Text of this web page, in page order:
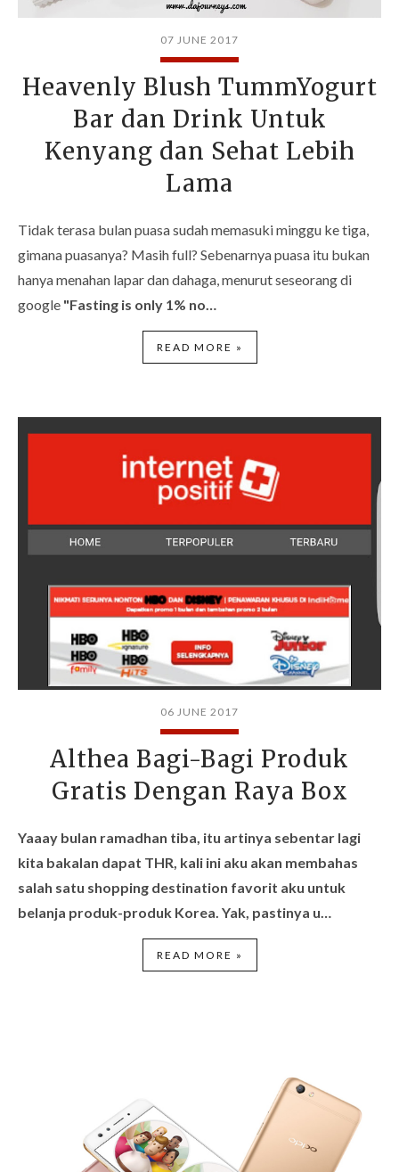
07 JUNE 2017
Heavenly Blush TummYogurt
Bar dan Drink Untuk
Kenyang dan Sehat Lebih
Lama
Tidak terasa bulan puasa sudah memasuki minggu ke tiga,
gimana puasanya? Masih full? Sebenarnya puasa itu bukan
hanya menahan lapar dan dahaga, menurut seseorang di
google "Fasting is only 1% no…
READ MORE »
06 JUNE 2017
Althea Bagi-Bagi Produk
Gratis Dengan Raya Box
Yaaay bulan ramadhan tiba, itu artinya sebentar lagi
kita bakalan dapat THR, kali ini aku akan membahas
salah satu shopping destination favorit aku untuk
belanja produk-produk Korea. Yak, pastinya u…
READ MORE »